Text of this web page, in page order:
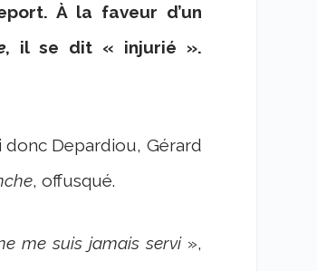
À la faveur d’un
, il se dit « injurié ».
donc Depardiou, Gérard
, offusqué.
me suis jamais servi»,